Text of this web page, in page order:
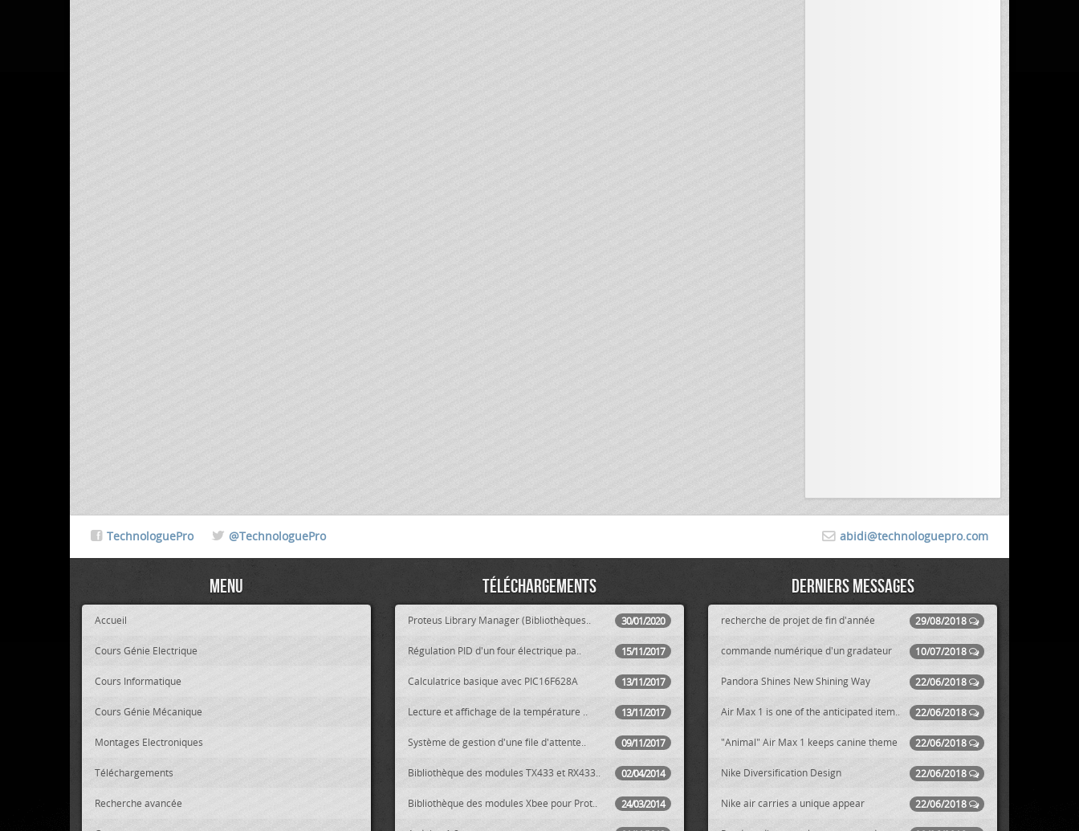
abidi@technologuepro.com
TechnologuePro @TechnologuePro
Menu
Accueil
Cours Génie Electrique
Cours Informatique
Cours Génie Mécanique
Montages Electroniques
Téléchargements
Recherche avancée
Téléchargements
30/01/2020
Proteus Library Manager (Bibliothèques..
15/11/2017
Régulation PID d'un four électrique pa..
13/11/2017
Calculatrice basique avec PIC16F628A
13/11/2017
Lecture et affichage de la température ..
09/11/2017
Système de gestion d'une file d'attente..
02/04/2014
Bibliothèque des modules TX433 et RX433..
24/03/2014
Bibliothèque des modules Xbee pour Prot..
Derniers messages
29/08/2018
recherche de projet de fin d'année
10/07/2018
commande numérique d'un gradateur
22/06/2018
Pandora Shines New Shining Way
22/06/2018
Air Max 1 is one of the anticipated item..
22/06/2018
"Animal" Air Max 1 keeps canine theme
22/06/2018
Nike Diversification Design
22/06/2018
Nike air carries a unique appear